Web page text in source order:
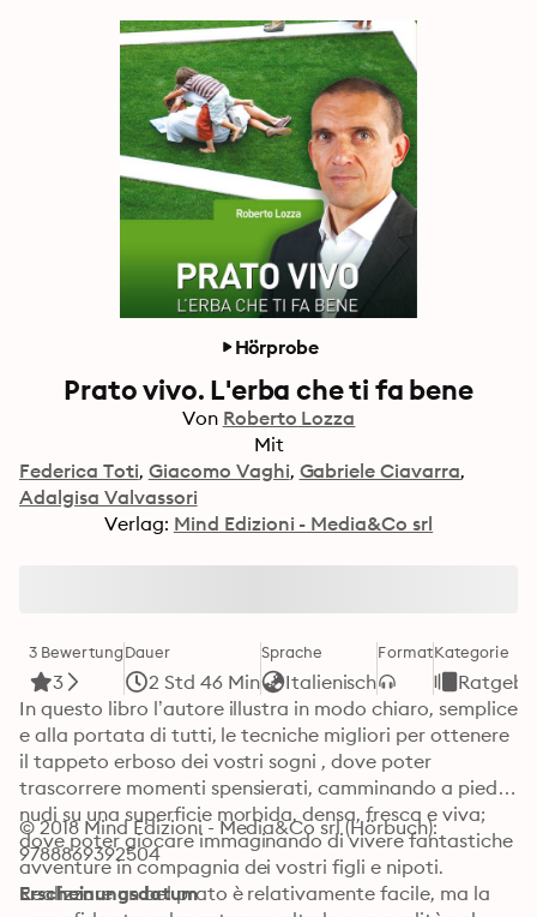
Hörprobe
Prato vivo. L'erba che ti fa bene
Von Roberto Lozza
Mit
Federica Toti Giacomo Vaghi Gabriele Ciavarra
Adalgisa Valvassori
Verlag: Mind Edizioni - Media&Co srl
3 Bewertung
3
Dauer
2 Std 46 Min
Sprache
Italienisch
FormatKategorie
In questo libro l’autore illustra in modo chiaro, semplice
e alla portata di tutti, le tecniche migliori per ottenere
il tappeto erboso dei vostri sogni , dove poter
trascorrere momenti spensierati, camminando a piedi
nudi su una superficie morbida, densa, fresca e viva;
dove poter giocare immaginando di vivere fantastiche
avventure in compagnia dei vostri figli e nipoti.
Realizzare un bel prato è relativamente facile, ma la
© 2018 Mind Edizioni - Media&Co srl (Hörbuch):
9788869392504
Erscheinungsdatum